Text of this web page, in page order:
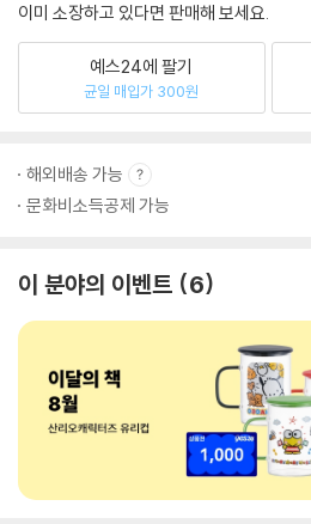
이미 소장하고 있다면 판매해 보세요.
예스24에 팔기
균일 매입가 300원
해외배송 가능
문화비소득공제 가능
이 분야의 이벤트 6